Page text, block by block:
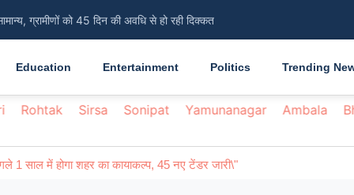
ग्रामीणों को 45 दिन की अवधि से हो रही दिक्कत
Education Entertainment Politics Trending
Rohtak Sirsa Sonipat Yamunanagar Ambala
1 साल में होगा शहर का कायाकल्प, 45 नए टेंडर जारी\"